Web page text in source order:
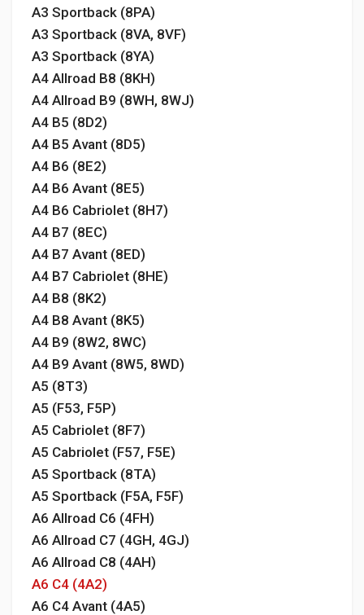
A3 Sportback (8PA)
A3 Sportback (8VA, 8VF)
A3 Sportback (8YA)
A4 Allroad B8 (8KH)
A4 Allroad B9 (8WH, 8WJ)
A4 B5 (8D2)
A4 B5 Avant (8D5)
A4 B6 (8E2)
A4 B6 Avant (8E5)
A4 B6 Cabriolet (8H7)
A4 B7 (8EC)
A4 B7 Avant (8ED)
A4 B7 Cabriolet (8HE)
A4 B8 (8K2)
A4 B8 Avant (8K5)
A4 B9 (8W2, 8WC)
A4 B9 Avant (8W5, 8WD)
A5 (8T3)
A5 (F53, F5P)
A5 Cabriolet (8F7)
A5 Cabriolet (F57, F5E)
A5 Sportback (8TA)
A5 Sportback (F5A, F5F)
A6 Allroad C6 (4FH)
A6 Allroad C7 (4GH, 4GJ)
A6 Allroad C8 (4AH)
A6 C4 (4A2)
A6 C4 Avant (4A5)